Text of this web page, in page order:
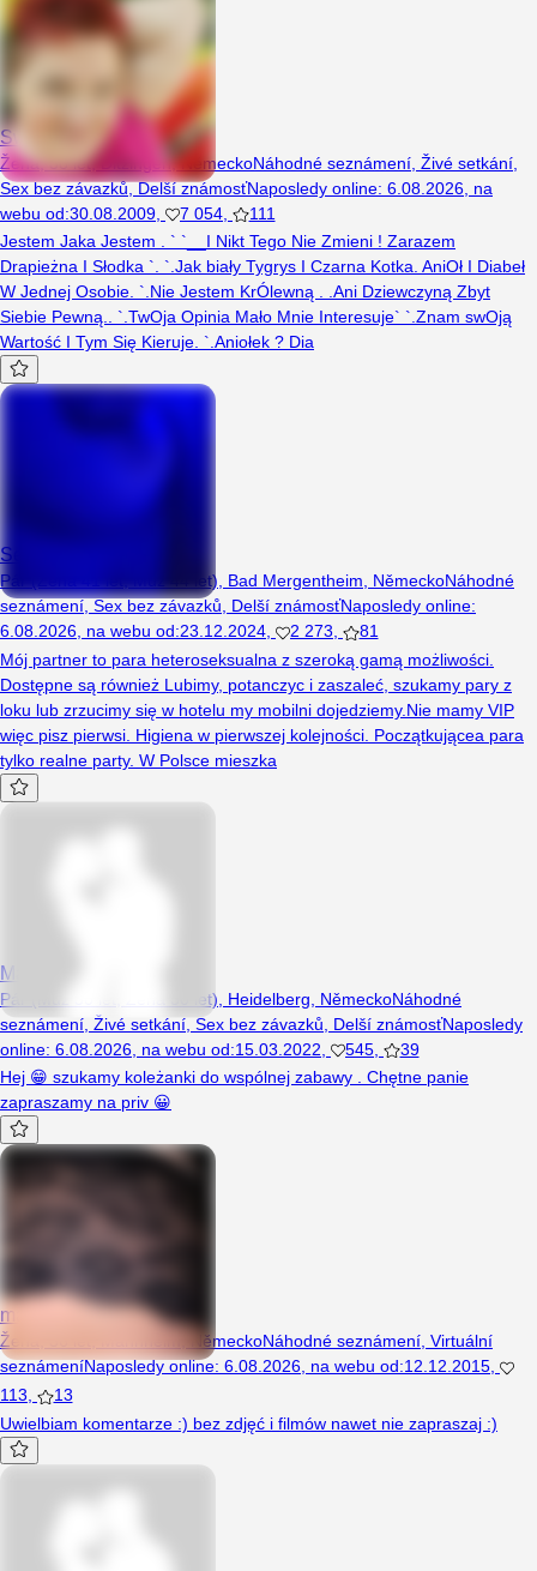
SweetyKamila
Žena, 38 let, Ditzingen, NěmeckoNáhodné seznámení Živé setkání
Sex bez závazků,Delší známosťNaposledy online: 6.08.2026 na
webu od:30.08.2009 7 054
111
Jestem Jaka Jestem . ` `__I Nikt Tego Nie Zmieni ! Zarazem
Drapieżna I Słodka `. `.Jak biały Tygrys I Czarna Kotka. AniOł I Diabeł
W Jednej Osobie. `.Nie Jestem KrÓlewną . .Ani Dziewczyną Zbyt
Siebie Pewną.. `.TwOja Opinia Mało Mnie Interesuje` `.Znam swOją
Wartość I Tym Się Kieruje. `.Aniołek ? Dia
Sexipara124
Pár (Žena 41 let, Muž 44 let), Bad Mergentheim, NěmeckoNáhodné
seznámení Sex bez závazků Delší známosťNaposledy online:
6.08.2026 na webu od:23.12.2024 2 273
81
Mój partner to para heteroseksualna z szeroką gamą możliwości.
Dostępne są również Lubimy, potanczyc i zaszaleć, szukamy pary z
loku lub zrzucimy się w hotelu my mobilni dojedziemy.Nie mamy VIP
więc pisz pierwsi. Higiena w pierwszej kolejności. Początkującea para
tylko realne party. W Polsce mieszka
Massterssk
Pár (Muž 30 let, Žena 30 let), Heidelberg, NěmeckoNáhodné
seznámení Živé setkání Sex bez závazků Delší známosťNaposledy
online: 6.08.2026 na webu od:15.03.2022 545
39
Hej 😁 szukamy koleżanki do wspólnej zabawy . Chętne panie
zapraszamy na priv 😀
marta12
Žena, 36 let, Mannheim, NěmeckoNáhodné seznámení Virtuální
seznámeníNaposledy online: 6.08.2026 na webu od:12.12.2015
113
13
Uwielbiam komentarze :) bez zdjęć i filmów nawet nie zapraszaj :)